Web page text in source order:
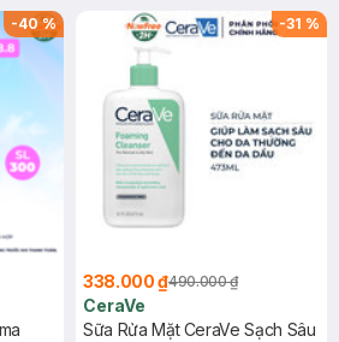
-40% -31 %
338.000 ₫490.000 ₫
CeraVe
Sữa Rửa Mặt CeraVe Sạch Sâu